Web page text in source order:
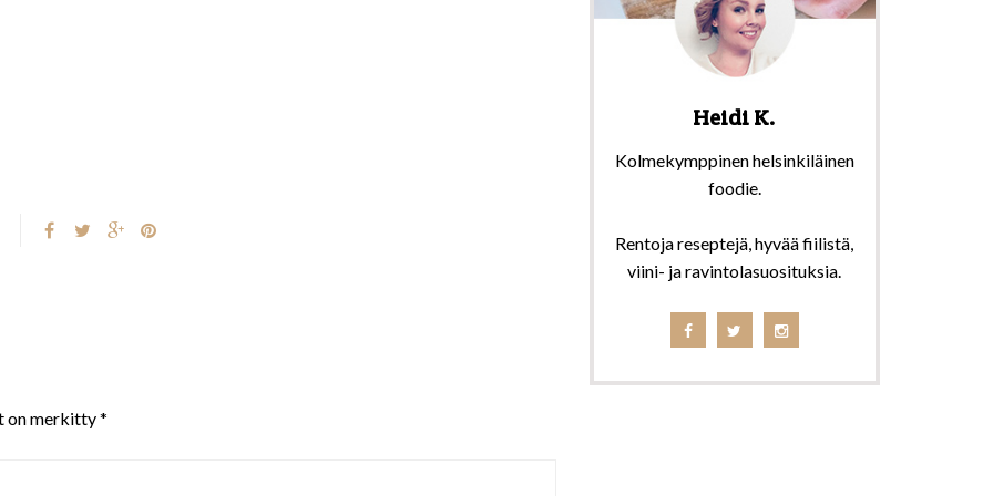
on merkitty*
Heidi K.
Kolmekymppinen helsinkiläinen
foodie.
Rentoja reseptejä, hyvää fiilistä,
viini- ja ravintolasuosituksia.